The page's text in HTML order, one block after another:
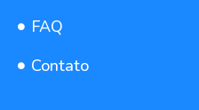
FAQ
Contato